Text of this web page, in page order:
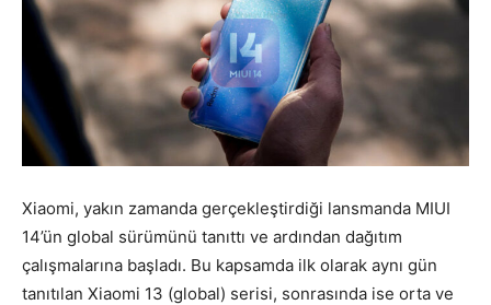
Xiaomi, yakın zamanda gerçekleştirdiği lansmanda MIUI
14’ün global sürümünü tanıttı ve ardından dağıtım
çalışmalarına başladı. Bu kapsamda ilk olarak aynı gün
tanıtılan Xiaomi 13 (global) serisi, sonrasında ise orta ve